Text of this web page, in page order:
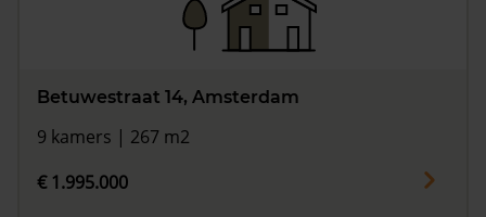
Betuwestraat 14, Amsterdam
9 kamers | 267 m2
€ 1.995.000